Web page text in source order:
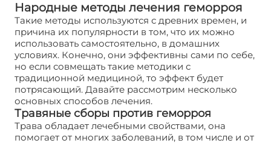
Народные методы лечения геморроя
Такие методы используются с древних времен, и
причина их популярности в том, что их можно
использовать самостоятельно, в домашних
условиях. Конечно, они эффективны сами по себе,
но если совмещать такие методики с
традиционной медициной, то эффект будет
потрясающий. Давайте рассмотрим несколько
основных способов лечения.
Травяные сборы против геморроя
Трава обладает лечебными свойствами, она
помогает от многих заболеваний, в том числе и от